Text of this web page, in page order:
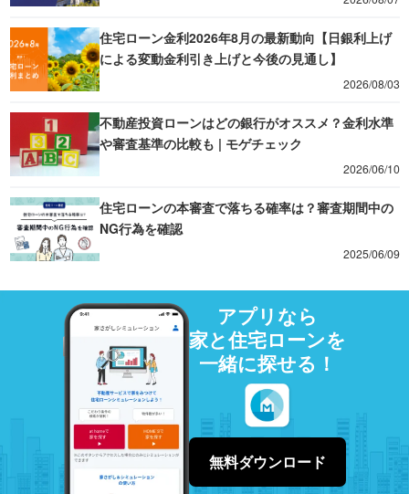
住宅ローン金利2026年8月の最新動向【日銀利上げ
による変動金利引き上げと今後の見通し】
2026/08/03
不動産投資ローンはどの銀行がオススメ？金利水準
や審査基準の比較も | モゲチェック
2026/06/10
住宅ローンの本審査で落ちる確率は？審査期間中の
NG行為を確認
2025/06/09
アプリなら
家と住宅ローンを
一緒に探せる！
無料ダウンロード